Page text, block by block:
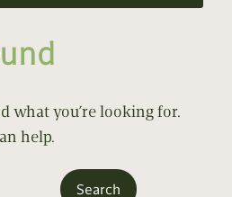
what you’re looking for.
help.